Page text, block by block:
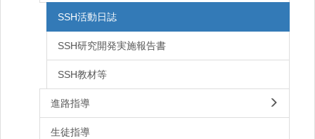
SSH活動日誌
SSH研究開発実施報告書
SSH教材等
進路指導
生徒指導